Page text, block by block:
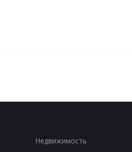
Недвижимость